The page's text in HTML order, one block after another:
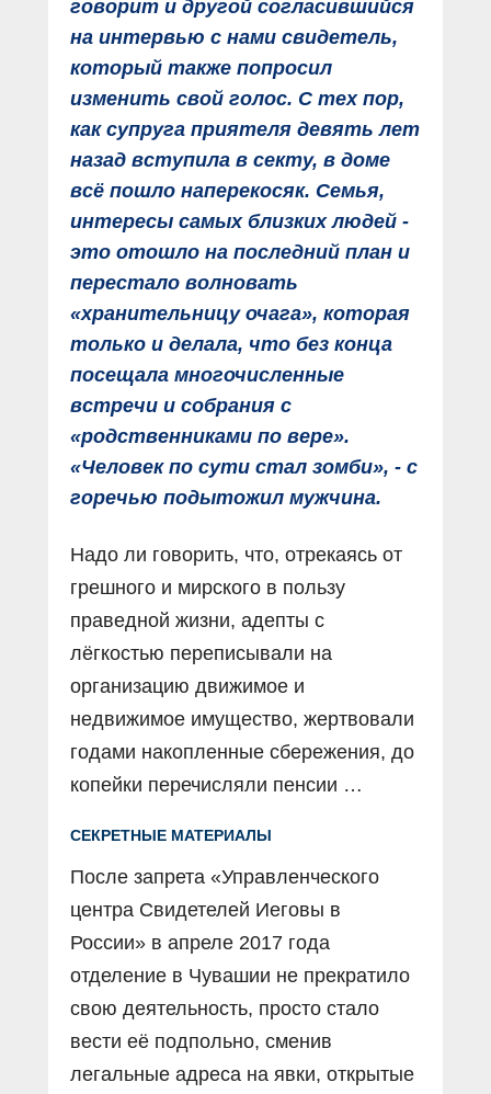
говорит и другой согласившийся
на интервью с нами свидетель,
который также попросил
изменить свой голос. С тех пор,
как супруга приятеля девять лет
назад вступила в секту, в доме
всё пошло наперекосяк. Семья,
интересы самых близких людей -
это отошло на последний план и
перестало волновать
«хранительницу очага», которая
только и делала, что без конца
посещала многочисленные
встречи и собрания с
«родственниками по вере».
«Человек по сути стал зомби», - с
горечью подытожил мужчина.
Надо ли говорить, что, отрекаясь от
грешного и мирского в пользу
праведной жизни, адепты с
лёгкостью переписывали на
организацию движимое и
недвижимое имущество, жертвовали
годами накопленные сбережения, до
копейки перечисляли пенсии …
СЕКРЕТНЫЕ МАТЕРИАЛЫ
После запрета «Управленческого
центра Свидетелей Иеговы в
России» в апреле 2017 года
отделение в Чувашии не прекратило
свою деятельность, просто стало
вести её подпольно, сменив
легальные адреса на явки, открытые